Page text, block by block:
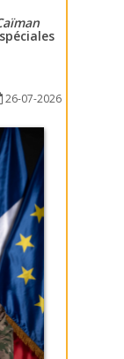
26-07-2026